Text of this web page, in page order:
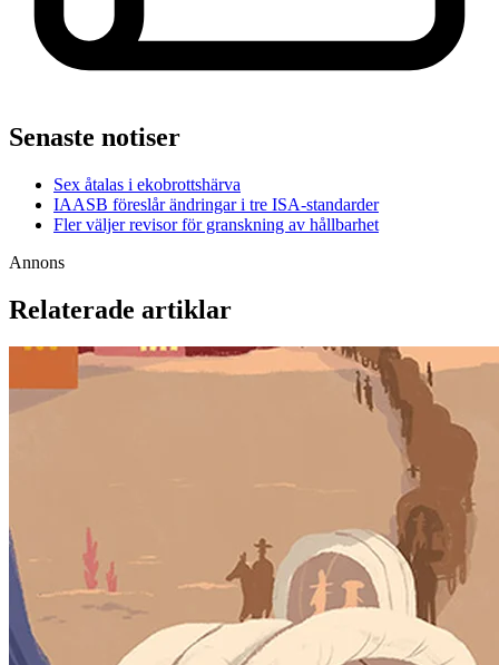
Senaste notiser
Sex åtalas i ekobrottshärva
IAASB föreslår ändringar i tre ISA-standarder
Fler väljer revisor för granskning av hållbarhet
Annons
Relaterade artiklar